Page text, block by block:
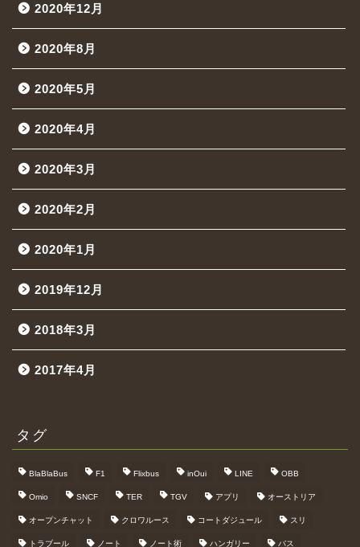
2020年12月
2020年8月
2020年5月
2020年4月
2020年3月
2020年2月
2020年1月
2019年12月
2018年3月
2017年4月
タグ
BlaBlaBus F1 Flixbus inOui LINE OBB
Omio SNCF TER TGV アプリ オーストリア
オープンチャット クロワルース コートダジュール スリ
トラブール ノート ノート術 ハンガリー バス